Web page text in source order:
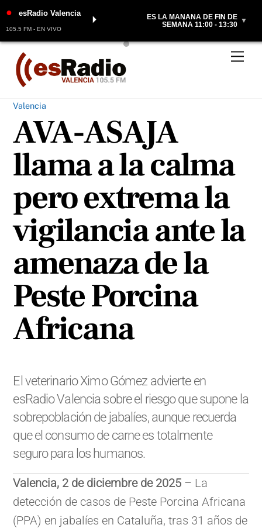
Skip
content
● esRadio Valencia
105.5 FM - EN VIVO
⏵
ES LA MAÑANA DE FIN DE
SEMANA 11:00 - 13:30 ▼
Valencia
AVA-ASAJA
llama a la calma
pero extrema la
vigilancia ante la
amenaza de la
Peste Porcina
Africana
El veterinario Ximo Gómez advierte en
esRadio Valencia sobre el riesgo que supone la
sobrepoblación de jabalíes, aunque recuerda
que el consumo de carne es totalmente
seguro para los humanos.
Valencia, 2 de diciembre de 2025 – La
detección de casos de Peste Porcina Africana
(PPA) en jabalíes en Cataluña, tras 31 años de